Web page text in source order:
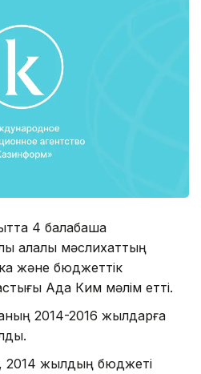
4 балабақша
қалалық мәслихаттың
және бюджеттік
Ада Ким мәлім етті.
2014-2016 жылдарға
2014 жылдың бюджеті